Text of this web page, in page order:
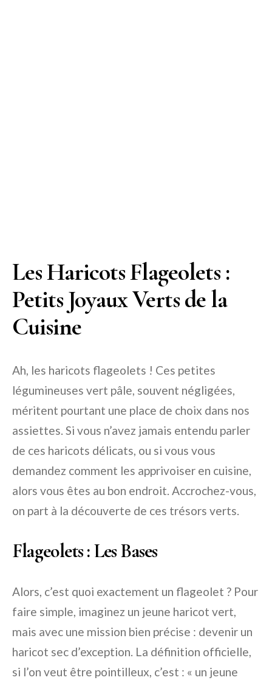
Les Haricots Flageolets :
Petits Joyaux Verts de la
Cuisine
Ah, les haricots flageolets ! Ces petites
légumineuses vert pâle, souvent négligées,
méritent pourtant une place de choix dans nos
assiettes. Si vous n’avez jamais entendu parler
de ces haricots délicats, ou si vous vous
demandez comment les apprivoiser en cuisine,
alors vous êtes au bon endroit. Accrochez-vous,
on part à la découverte de ces trésors verts.
Flageolets : Les Bases
Alors, c’est quoi exactement un flageolet ? Pour
faire simple, imaginez un jeune haricot vert,
mais avec une mission bien précise : devenir un
haricot sec d’exception. La définition officielle,
si l’on veut être pointilleux, c’est : « un jeune